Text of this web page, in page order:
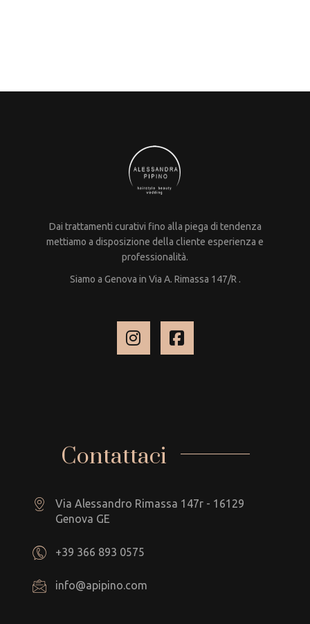
Dai trattamenti curativi fino alla piega di tendenza
mettiamo a disposizione della cliente esperienza e
professionalità.
Siamo a Genova in Via A. Rimassa 147/R .
Contattaci
Via Alessandro Rimassa 147r - 16129
Genova GE
+39 366 893 0575
info@apipino.com